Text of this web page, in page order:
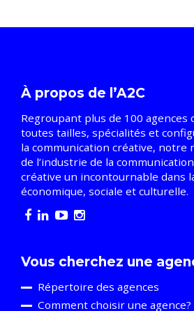
À propos de l’A2C
Regroupant plus de 100 agences
toutes tailles, spécialités et
la communication créative, notre
de l’industrie de la
créative un incontournable dans
économique, sociale et culturelle.
Vous cherchez une
Répertoire des agences
Comment choisir une agence?